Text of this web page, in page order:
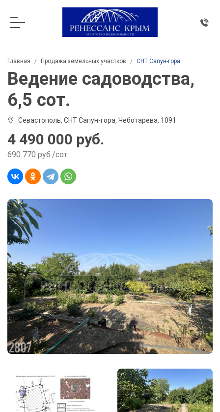
Главная Продажа земельных участков СНТ Сапун-гора
Ведение садоводства,
6,5 сот.
Севастополь, СНТ Сапун-гора, Чеботарева, 1091
4 490 000 руб.
690 770 руб./сот.